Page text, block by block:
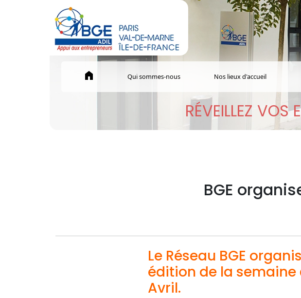
home Qui sommes-nous Nos lieux d'accueil
RÉVEILLEZ VOS
BGE
Le Réseau BGE
édition de la semaine
Avril.